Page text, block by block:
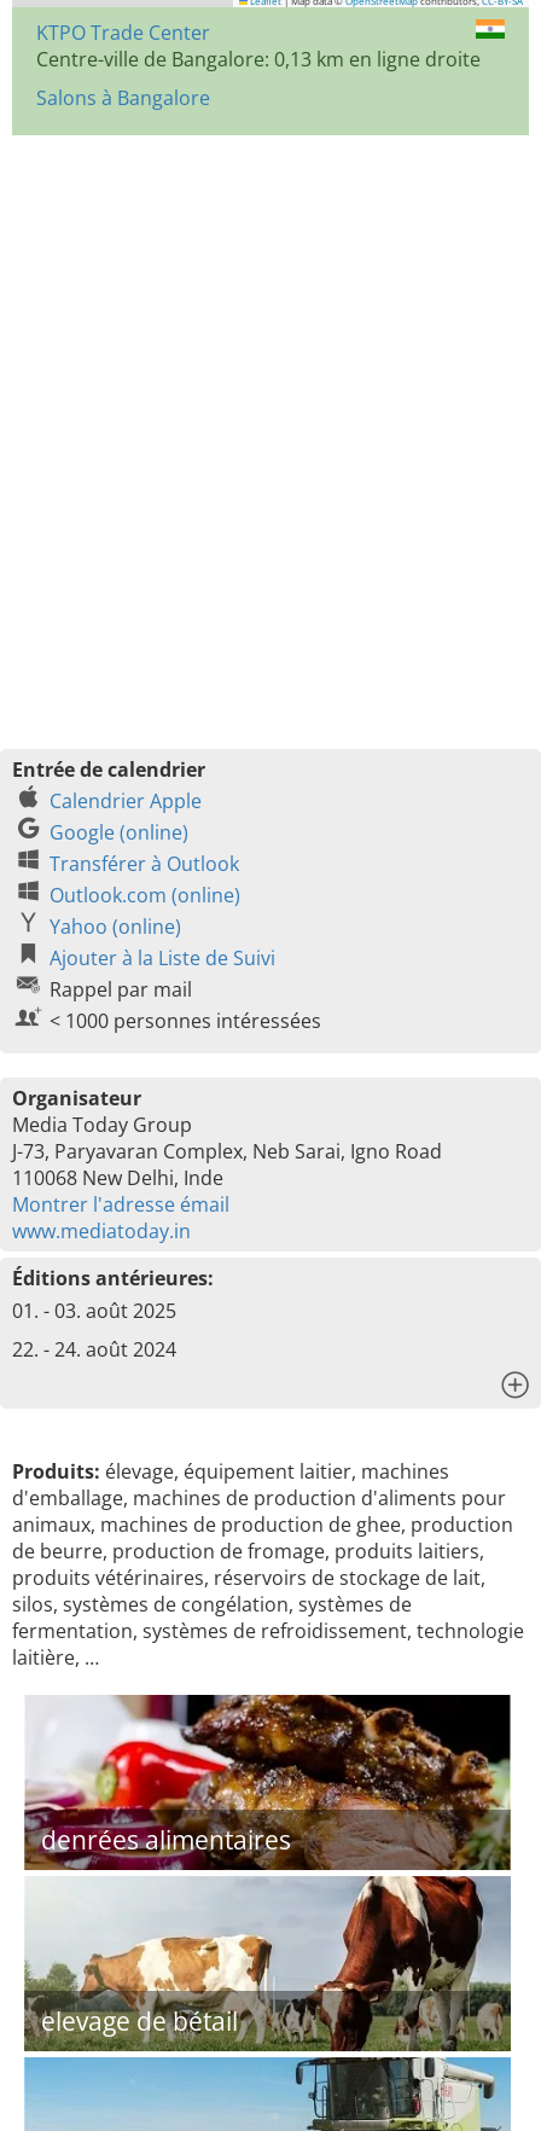
KTPO Trade Center
Centre-ville de Bangalore: 0,13 km en ligne droite
Salons à Bangalore
Entrée de calendrier
Calendrier Apple
Google (online)
Transférer à Outlook
Outlook.com (online)
Yahoo (online)
Ajouter à la Liste de Suivi
Rappel par mail
< 1000 personnes intéressées
Organisateur
Media Today Group
J-73, Paryavaran Complex, Neb Sarai, Igno Road
110068 New Delhi, Inde
Montrer l'adresse émail
www.mediatoday.in
Éditions antérieures:
01. - 03. août 2025
22. - 24. août 2024
Produits: élevage, équipement laitier, machines
d'emballage, machines de production d'aliments pour
animaux, machines de production de ghee, production
de beurre, production de fromage, produits laitiers,
produits vétérinaires, réservoirs de stockage de lait,
silos, systèmes de congélation, systèmes de
fermentation, systèmes de refroidissement, technologie
laitière, …
denrées alimentaires
elevage de bétail